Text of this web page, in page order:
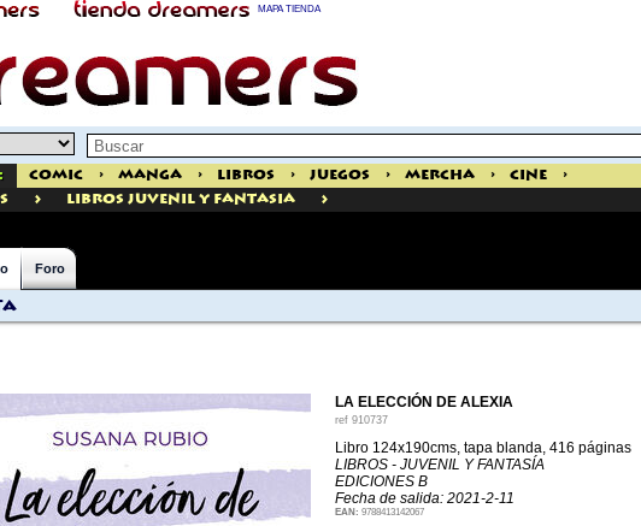
MAPA TIENDA
Comic > Manga > Libros > Juegos > Mercha > Cine
>
> Libros Juvenil Y Fantasia >
Foro
LA ELECCIÓN DE ALEXIA
ref 910737
Libro 124x190cms, tapa blanda, 416 páginas
LIBROS - JUVENIL Y FANTASÍA
EDICIONES B
Fecha de salida: 2021-2-11
EAN: 9788413142067